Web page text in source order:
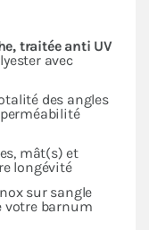
traitée anti UV
avec
des angles
mât(s) et
longévité
sur sangle
votre barnum